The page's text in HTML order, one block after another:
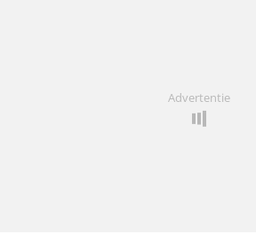
Advertentie